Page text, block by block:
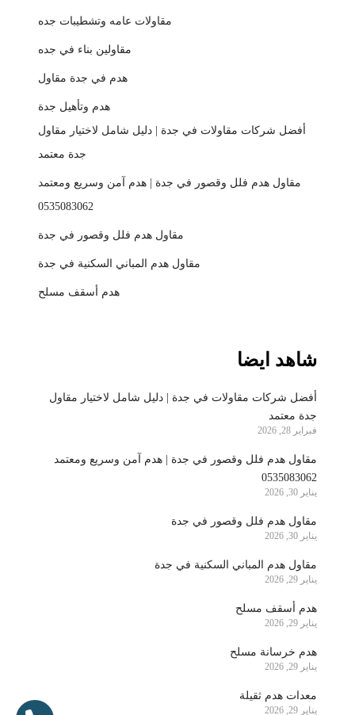
مقاولات عامه وتشطيبات جده
مقاولين بناء في جده
هدم في جدة مقاول
هدم وتأهيل جدة
أفضل شركات مقاولات في جدة | دليل شامل لاختيار مقاول
جدة معتمد
مقاول هدم فلل وقصور في جدة | هدم آمن وسريع ومعتمد
0535083062
مقاول هدم فلل وقصور في جدة
مقاول هدم المباني السكنية في جدة
هدم أسقف مسلح
شاهد ايضا
أفضل شركات مقاولات في جدة | دليل شامل لاختيار مقاول
جدة معتمد
فبراير 28, 2026
مقاول هدم فلل وقصور في جدة | هدم آمن وسريع ومعتمد
0535083062
يناير 30, 2026
مقاول هدم فلل وقصور في جدة
يناير 30, 2026
مقاول هدم المباني السكنية في جدة
يناير 29, 2026
هدم أسقف مسلح
يناير 29, 2026
هدم خرسانة مسلح
يناير 29, 2026
معدات هدم ثقيلة
يناير 29, 2026